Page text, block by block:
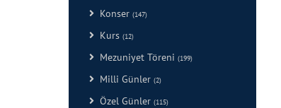
Konser (147)
Kurs (12)
Mezuniyet Töreni (199)
Milli Günler (2)
Özel Günler (115)